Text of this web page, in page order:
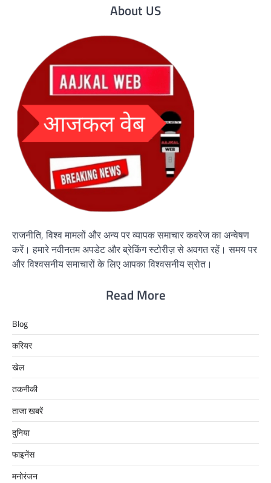
About US
राजनीति, विश्व मामलों और अन्य पर व्यापक समाचार कवरेज का अन्वेषण
करें। हमारे नवीनतम अपडेट और ब्रेकिंग स्टोरीज़ से अवगत रहें। समय पर
और विश्वसनीय समाचारों के लिए आपका विश्वसनीय स्रोत।
Read More
Blog
करियर
खेल
तकनीकी
ताजा खबरें
दुनिया
फाइनेंस
मनोरंजन